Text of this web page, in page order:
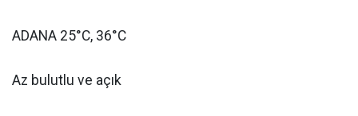
ADANA 25°C, 36°C
Az bulutlu ve açık